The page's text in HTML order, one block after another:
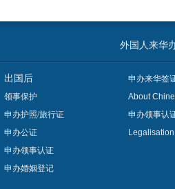
外国人来华
出国后
领事保护
申办护照/旅行证
申办公证
申办领事认证
申办婚姻登记
申办来华签
About
申办领事认